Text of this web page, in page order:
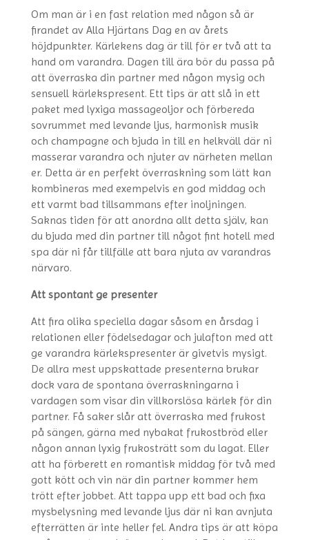
Om man är i en fast relation med någon så är
firandet av Alla Hjärtans Dag en av årets
höjdpunkter. Kärlekens dag är till för er två att ta
hand om varandra. Dagen till ära bör du passa på
att överraska din partner med någon mysig och
sensuell kärlekspresent. Ett tips är att slå in ett
paket med lyxiga massageoljor och förbereda
sovrummet med levande ljus, harmonisk musik
och champagne och bjuda in till en helkväll där ni
masserar varandra och njuter av närheten mellan
er. Detta är en perfekt överraskning som lätt kan
kombineras med exempelvis en god middag och
ett varmt bad tillsammans efter inoljningen.
Saknas tiden för att anordna allt detta själv, kan
du bjuda med din partner till något fint hotell med
spa där ni får tillfälle att bara njuta av varandras
närvaro.
Att spontant ge presenter
Att fira olika speciella dagar såsom en årsdag i
relationen eller födelsedagar och julafton med att
ge varandra kärlekspresenter är givetvis mysigt.
De allra mest uppskattade presenterna brukar
dock vara de spontana överraskningarna i
vardagen som visar din villkorslösa kärlek för din
partner. Få saker slår att överraska med frukost
på sängen, gärna med nybakat frukostbröd eller
någon annan lyxig frukosträtt som du lagat. Eller
att ha förberett en romantisk middag för två med
gott kött och vin när din partner kommer hem
trött efter jobbet. Att tappa upp ett bad och fixa
mysbelysning med levande ljus där ni kan avnjuta
efterrätten är inte heller fel. Andra tips är att köpa